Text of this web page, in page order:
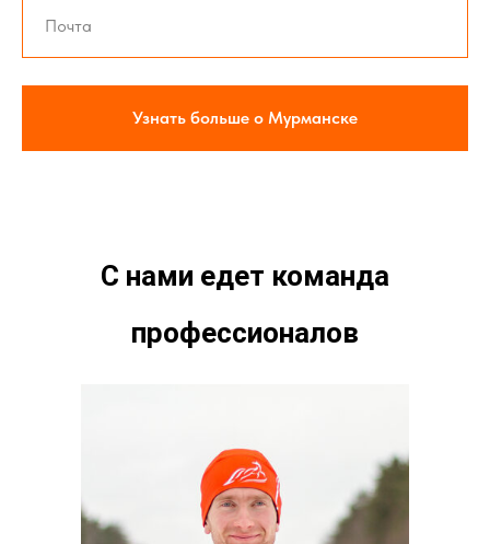
Узнать больше о Мурманске
С нами едет команда
профессионалов